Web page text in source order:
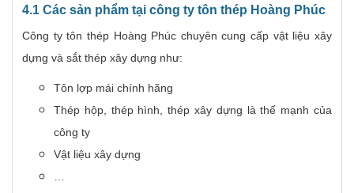
4.1 Các sản phẩm tại công ty tôn thép Hoàng Phúc
Công ty tôn thép Hoàng Phúc chuyên cung cấp vật liệu xây
dựng và sắt thép xây dựng như:
Tôn lợp mái chính hãng
Thép hộp, thép hình, thép xây dựng là thế mạnh của
công ty
Vật liệu xây dựng